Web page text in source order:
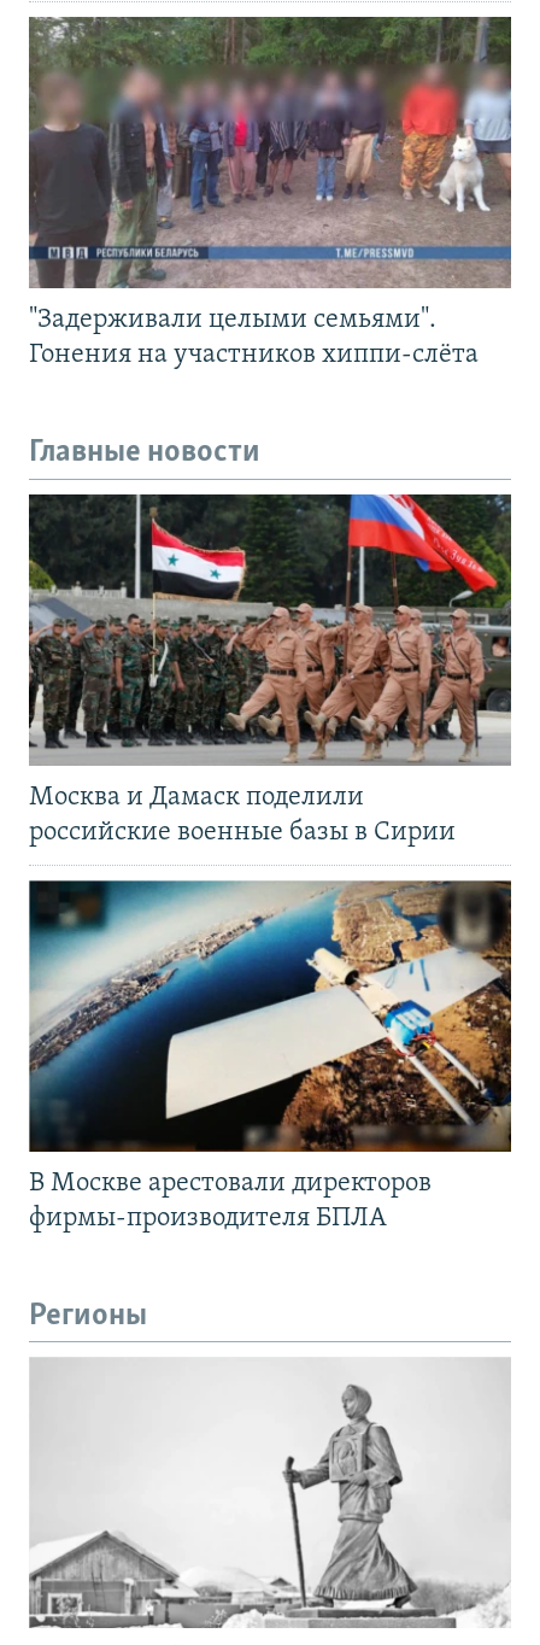
"Задерживали целыми семьями".
Гонения на участников хиппи-слёта
Главные новости
Москва и Дамаск поделили
российские военные базы в Сирии
В Москве арестовали директоров
фирмы-производителя БПЛА
Регионы